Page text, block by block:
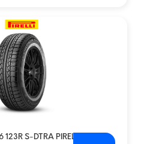
S-DTRA PIRELLI